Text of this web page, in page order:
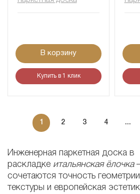
В корзину
Купить в 1 клик
1 2 3 4 ...
Инженерная паркетная доска в
раскладке итальянская ёлочка
сочетаются точность
текстуры и европейская